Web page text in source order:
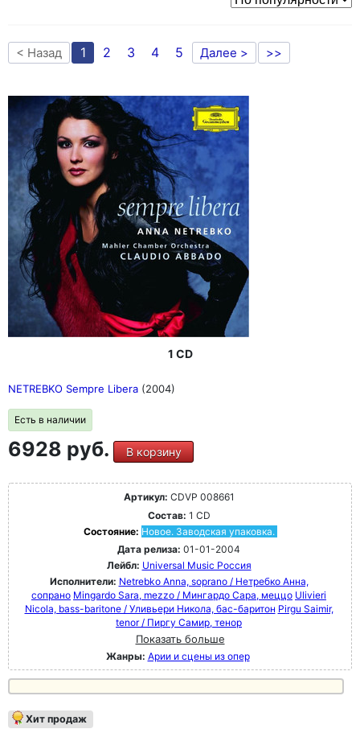
< Назад 1 2 3 4 5 Далее > >>
1 CD
NETREBKO Sempre Libera (2004)
Есть в наличии
6928 руб. В корзину
Артикул: CDVP 008661
Состав: 1 CD
Состояние: Новое. Заводская упаковка.
Дата релиза: 01-01-2004
Лейбл: Universal Music Россия
Исполнители: Netrebko Anna, soprano / Нетребко Анна,
сопрано Mingardo Sara, mezzo / Мингардо Сара, меццо Ulivieri
Nicola, bass-baritone / Уливьери Никола, бас-баритон Pirgu Saimir,
tenor / Пиргу Самир, тенор
Показать больше
Жанры: Арии и сцены из опер
Хит продаж